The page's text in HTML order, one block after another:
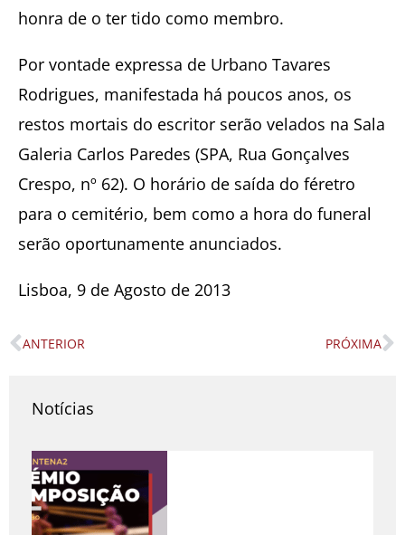
honra de o ter tido como membro.
Por vontade expressa de Urbano Tavares
Rodrigues, manifestada há poucos anos, os
restos mortais do escritor serão velados na Sala
Galeria Carlos Paredes (SPA, Rua Gonçalves
Crespo, nº 62). O horário de saída do féretro
para o cemitério, bem como a hora do funeral
serão oportunamente anunciados.
Lisboa, 9 de Agosto de 2013
Prev
ANTERIOR PRÓXIMA
Notícias